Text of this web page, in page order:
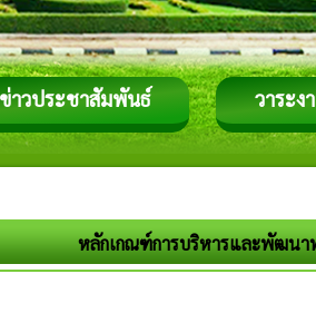
ข่าวประชาสัมพันธ์ วาระง
หลักเกณฑ์การบริหารและพัฒนา